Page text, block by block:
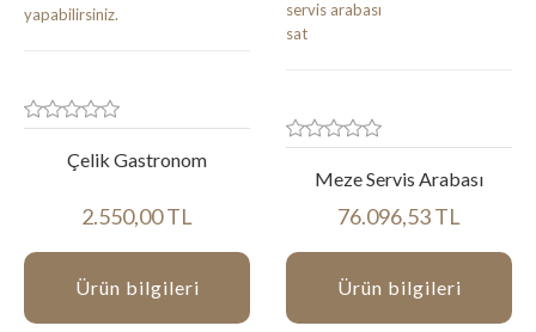
Çelik Gastronom
2.550,00 TL
Ürün bilgileri
Meze Servis Arabası
76.096,53 TL
Ürün bilgileri